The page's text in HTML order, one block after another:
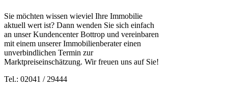
Sie möchten wissen wieviel Ihre Immobilie
aktuell wert ist? Dann wenden Sie sich einfach
an unser Kundencenter Bottrop und vereinbaren
mit einem unserer Immobilienberater einen
unverbindlichen Termin zur
Marktpreiseinschätzung. Wir freuen uns auf Sie!
Tel.: 02041 / 29444